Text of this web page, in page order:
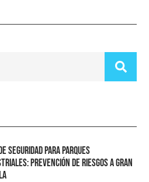
seguridad para parques
Prevención de riesgos a gran